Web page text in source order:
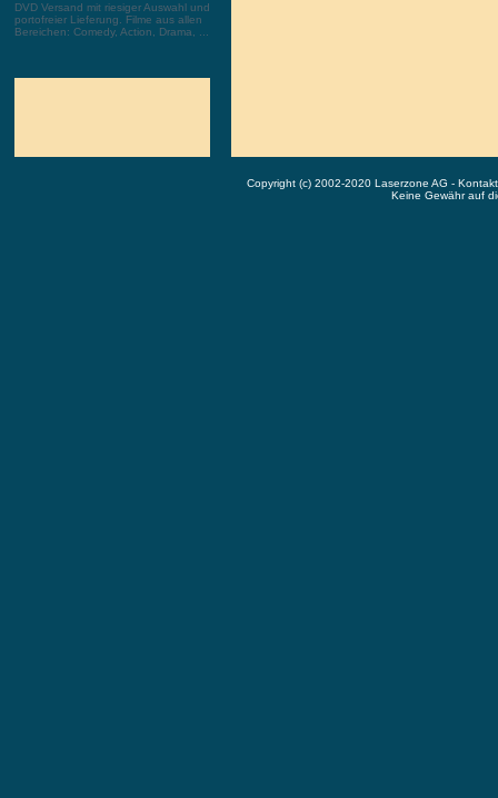
DVD Versand mit riesiger Auswahl und
portofreier Lieferung. Filme aus allen
Bereichen: Comedy, Action, Drama, ...
Copyright (c) 2002-2020 Laserzone AG -
Keine Gewähr auf